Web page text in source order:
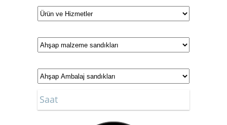
Saat